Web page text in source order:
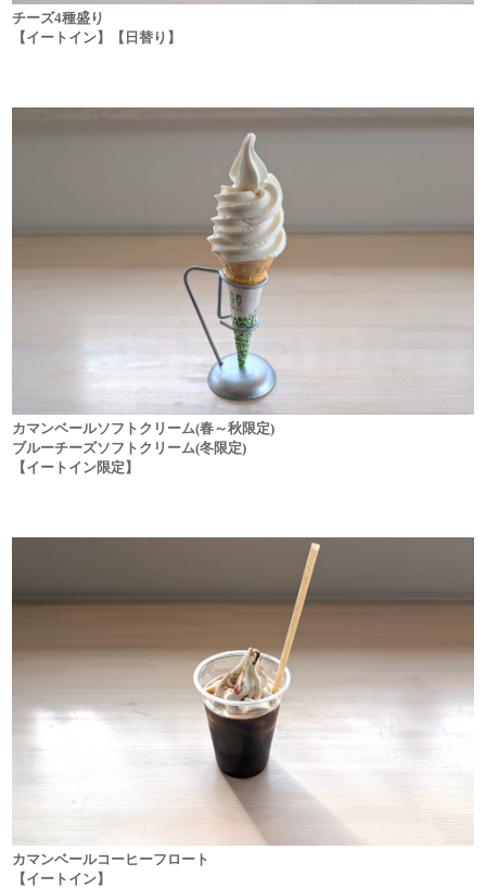
チーズ4種盛り
【イートイン】【日替り】
カマンベールソフトクリーム(春～秋限定)
ブルーチーズソフトクリーム(冬限定)
【イートイン限定】
カマンベールコーヒーフロート
【イートイン】